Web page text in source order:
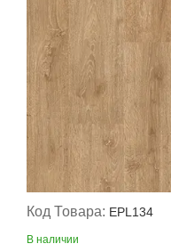
Код Товара: EPL134
В наличии